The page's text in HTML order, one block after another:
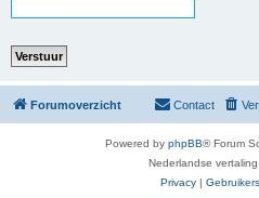
Forumoverzicht Contact
Powered by phpBB® Forum
Nederlandse
Privacy |